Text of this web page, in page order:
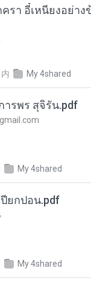
รา อี๋เหนียงอย่า
内 My 4shared
ารพร สุจิรัน.pdf
My 4shared
ยกปอน.pdf
My 4shared